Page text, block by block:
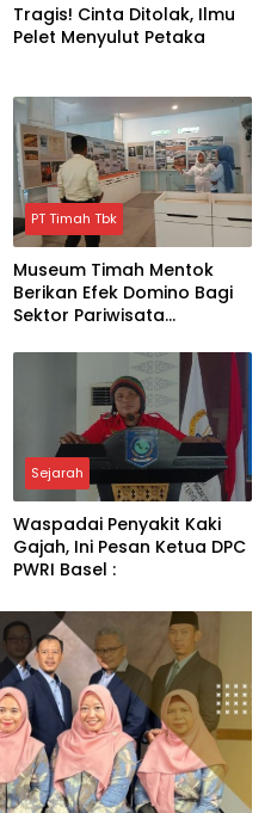
Tragis! Cinta Ditolak, Ilmu
Pelet Menyulut Petaka
PT Timah Tbk
Museum Timah Mentok
Berikan Efek Domino Bagi
Sektor Pariwisata
Sejarah
Waspadai Penyakit Kaki
Gajah, Ini Pesan Ketua DPC
PWRI Basel :